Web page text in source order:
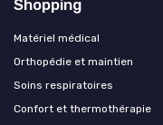
Shopping
Matériel médical
Orthopédie et maintien
Soins respiratoires
Confort et thermothérapie